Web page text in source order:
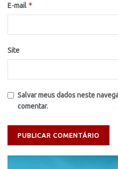
E-mail *
Site
Salvar meus dados neste
comentar.